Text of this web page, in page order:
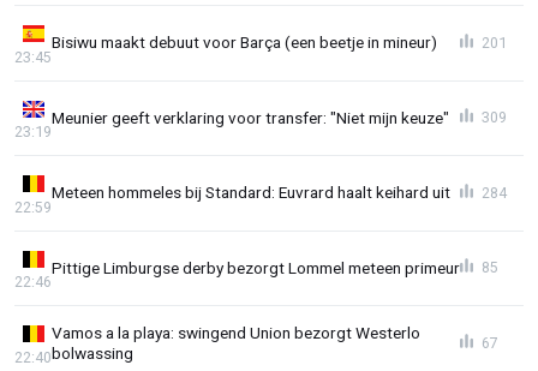
Bisiwu maakt debuut voor Barça (een beetje in mineur)
23:45
201
Meunier geeft verklaring voor transfer: "Niet mijn keuze"
23:19
309
Meteen hommeles bij Standard: Euvrard haalt keihard uit
22:59
284
Pittige Limburgse derby bezorgt Lommel meteen primeur
22:46
85
Vamos a la playa: swingend Union bezorgt Westerlo
bolwassing
22:40
67